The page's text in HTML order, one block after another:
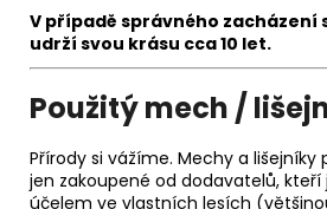
V případě správného zacházení
udrží svou krásu cca 10 let.
Použitý mech /
Přírody si vážíme. Mechy a
jen zakoupené od dodavatelů,
účelem ve vlastních lesích